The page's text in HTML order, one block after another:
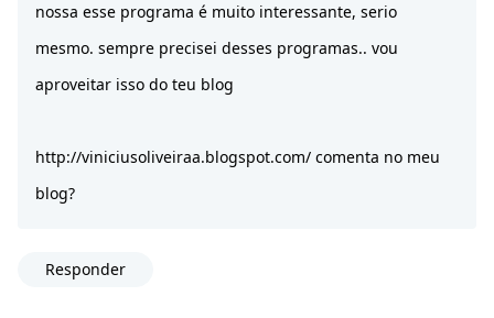
nossa esse programa é muito interessante, serio
mesmo. sempre precisei desses programas.. vou
aproveitar isso do teu blog
http://viniciusoliveiraa.blogspot.com/ comenta no meu
blog?
Responder